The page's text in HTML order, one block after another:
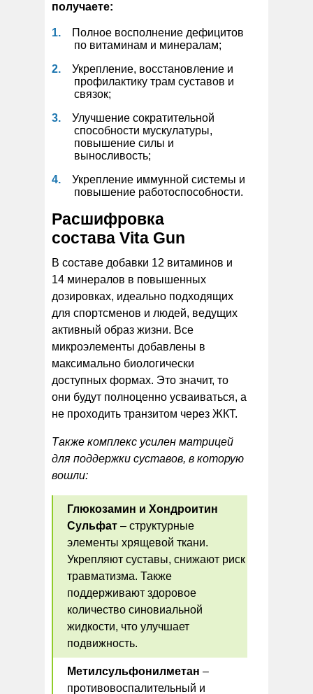
получаете:
Полное восполнение дефицитов
по витаминам и минералам;
Укрепление, восстановление и
профилактику трам суставов и
связок;
Улучшение сократительной
способности мускулатуры,
повышение силы и
выносливость;
Укрепление иммунной системы и
повышение работоспособности.
Расшифровка
состава Vita Gun
В составе добавки 12 витаминов и
14 минералов в повышенных
дозировках, идеально подходящих
для спортсменов и людей, ведущих
активный образ жизни. Все
микроэлементы добавлены в
максимально биологически
доступных формах. Это значит, то
они будут полноценно усваиваться, а
не проходить транзитом через ЖКТ.
Также комплекс усилен матрицей
для поддержки суставов, в которую
вошли:
Глюкозамин и Хондроитин
Сульфат – структурные
элементы хрящевой ткани.
Укрепляют суставы, снижают риск
травматизма. Также
поддерживают здоровое
количество синовиальной
жидкости, что улучшает
подвижность.
Метилсульфонилметан –
противовоспалительный и